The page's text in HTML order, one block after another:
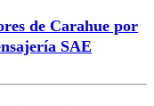
de Carahue por
SAE